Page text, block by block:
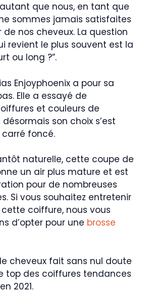
que nous, en tant que
sommes jamais satisfaites
nos cheveux. La question
revient le plus souvent est la
ou long ?”.
Enjoyphoenix a pour sa
Elle a essayé de
et couleurs de
son choix s’est
foncé.
naturelle, cette coupe de
un air plus mature et est
pour de nombreuses
Si vous souhaitez entretenir
coiffure, nous vous
d’opter pour une brosse
cheveux fait sans nul doute
top des coiffures tendances
2021.